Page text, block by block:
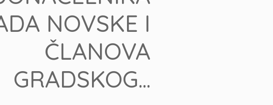
NOVSKE I
ČLANOVA
GRADSKOG...